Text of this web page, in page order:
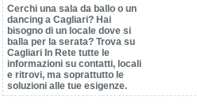
Cerchi una sala da ballo o un
dancing a Cagliari? Hai
bisogno di un locale dove si
balla per la serata? Trova su
Cagliari In Rete tutte le
informazioni su contatti, locali
e ritrovi, ma soprattutto le
soluzioni alle tue esigenze.